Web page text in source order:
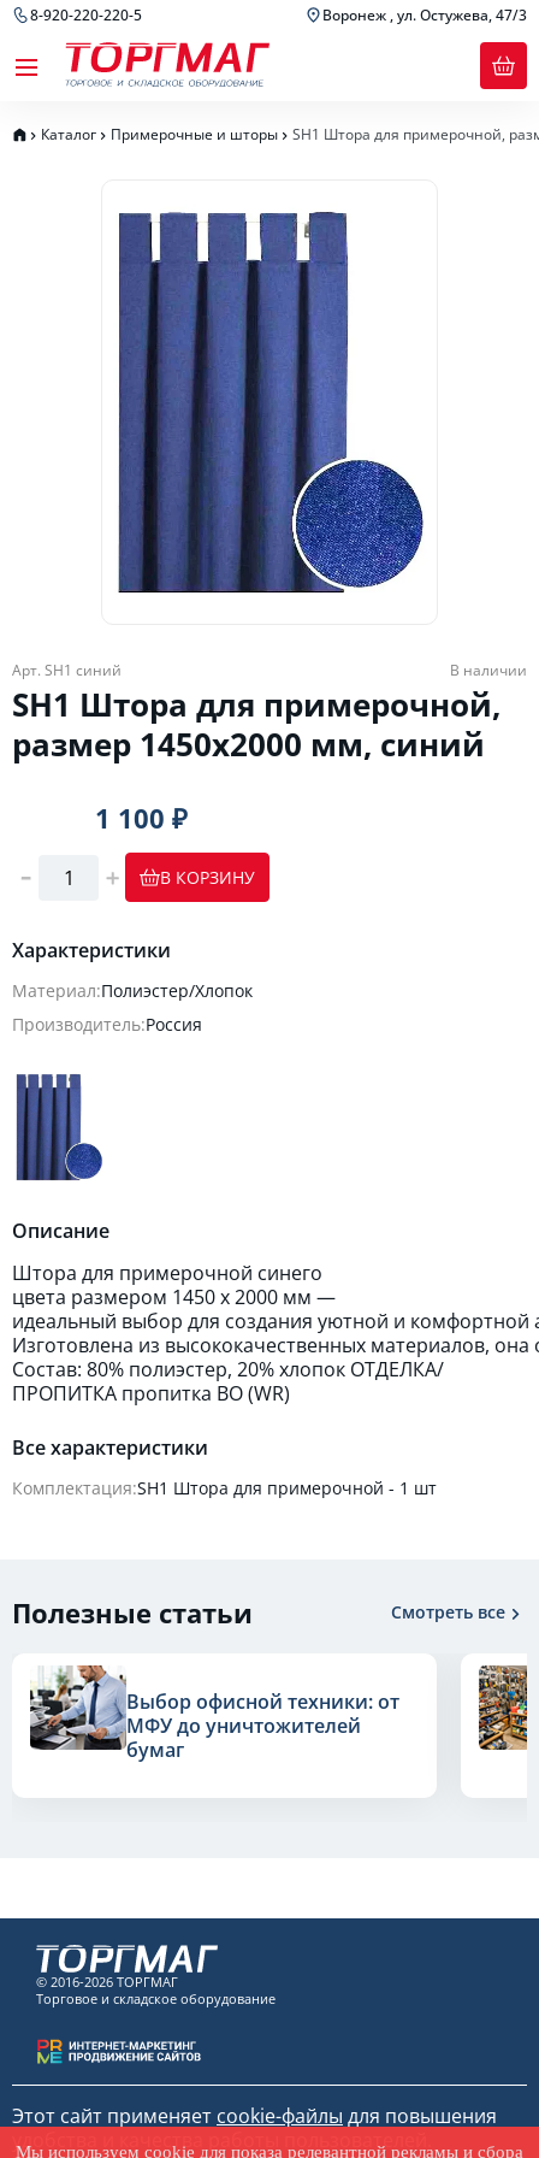
8-920-220-220-5 Воронеж , ул. Остужева, 47/3
Каталог Примерочные и шторы SH1 Штора для примерочной,
Арт. SH1 синий В наличии
SH1 Штора для примерочной,
размер 1450х2000 мм, синий
Характеристики
Материал:Полиэстер/Хлопок
Производитель:Россия
1 100 ₽
В КОРЗИНУ
Описание
Штора для примерочной синего
цвета размером 1450 х 2000 мм —
идеальный выбор для создания уютной и
Изготовлена из высококачественных материалов,
Состав: 80% полиэстер, 20% хлопок ОТДЕЛКА/
ПРОПИТКА пропитка ВО (WR)
Все характеристики
Комплектация:SH1 Штора для примерочной - 1 шт
Полезные статьи Смотреть все
Выбор офисной техники: от
МФУ до уничтожителей
бумаг
© 2016-2026 ТОРГМАГ
Торговое и складское оборудование
Этот сайт применяет cookie-файлы для повышения
удобства и качества работы пользователей.
Мы используем cookie для показа релевантной рекламы и сбора